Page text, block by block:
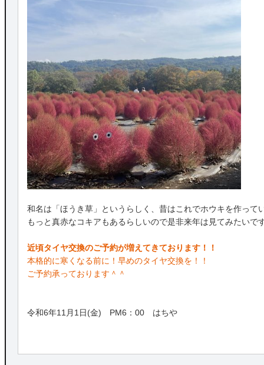
和名は「ほうき草」というらしく、昔はこれでホウキを作って
もっと真赤なコキアもあるらしいので是非来年は見てみたいで
近頃タイヤ交換のご予約が増えてきております！！
本格的に寒くなる前に！早めのタイヤ交換を！！
ご予約承っております＾＾
令和6年11月1日(金) PM6：00 はちや